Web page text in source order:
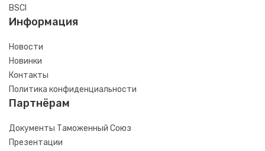
BSCI
Информация
Новости
Новинки
Контакты
Политика конфиденциальности
Партнёрам
Документы Таможенный Союз
Презентации